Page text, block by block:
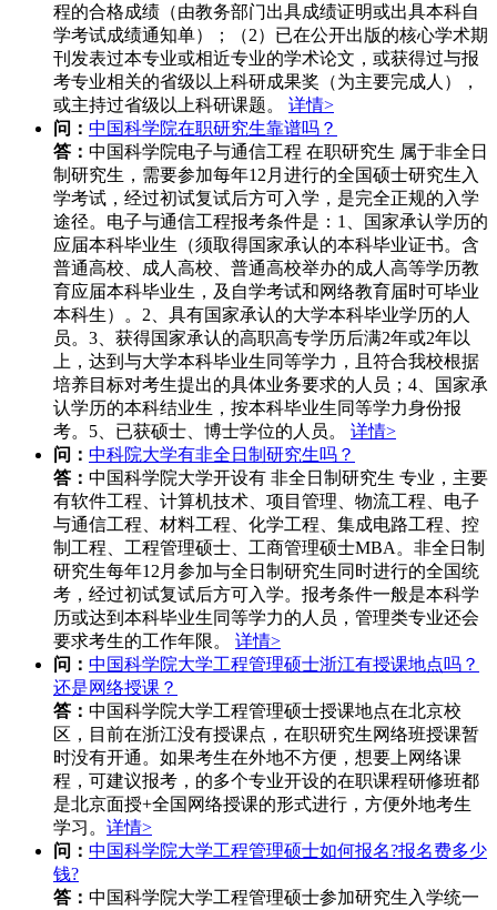
程的合格成绩（由教务部门出具成绩证明或出具本科自
学考试成绩通知单）；（2）已在公开出版的核心学术期
刊发表过本专业或相近专业的学术论文，或获得过与报
考专业相关的省级以上科研成果奖（为主要完成人），
或主持过省级以上科研课题。 详情>
问： 中国科学院在职研究生靠谱吗？
答： 中国科学院电子与通信工程 在职研究生 属于非全日
制研究生，需要参加每年12月进行的全国硕士研究生入
学考试，经过初试复试后方可入学，是完全正规的入学
途径。电子与通信工程报考条件是：1、国家承认学历的
应届本科毕业生（须取得国家承认的本科毕业证书。含
普通高校、成人高校、普通高校举办的成人高等学历教
育应届本科毕业生，及自学考试和网络教育届时可毕业
本科生）。2、具有国家承认的大学本科毕业学历的人
员。3、获得国家承认的高职高专学历后满2年或2年以
上，达到与大学本科毕业生同等学力，且符合我校根据
培养目标对考生提出的具体业务要求的人员；4、国家承
认学历的本科结业生，按本科毕业生同等学力身份报
考。5、已获硕士、博士学位的人员。 详情>
问： 中科院大学有非全日制研究生吗？
答： 中国科学院大学开设有 非全日制研究生 专业，主要
有软件工程、计算机技术、项目管理、物流工程、电子
与通信工程、材料工程、化学工程、集成电路工程、控
制工程、工程管理硕士、工商管理硕士MBA。非全日制
研究生每年12月参加与全日制研究生同时进行的全国统
考，经过初试复试后方可入学。报考条件一般是本科学
历或达到本科毕业生同等学力的人员，管理类专业还会
要求考生的工作年限。 详情>
问： 中国科学院大学工程管理硕士浙江有授课地点吗？
还是网络授课？
答： 中国科学院大学工程管理硕士授课地点在北京校
区，目前在浙江没有授课点，在职研究生网络班授课暂
时没有开通。如果考生在外地不方便，想要上网络课
程，可建议报考，的多个专业开设的在职课程研修班都
是北京面授+全国网络授课的形式进行，方便外地考生
学习。 详情>
问： 中国科学院大学工程管理硕士如何报名?报名费多少
钱?
答： 中国科学院大学工程管理硕士参加研究生入学统一